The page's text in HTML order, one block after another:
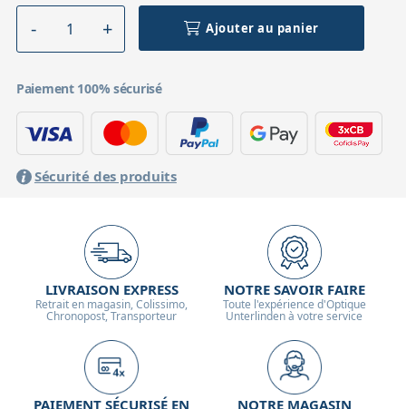
Ajouter au panier
Paiement 100% sécurisé
Sécurité des produits
LIVRAISON EXPRESS
Retrait en magasin, Colissimo,
Chronopost, Transporteur
NOTRE SAVOIR FAIRE
Toute l'expérience d'Optique
Unterlinden à votre service
PAIEMENT SÉCURISÉ EN
NOTRE MAGASIN